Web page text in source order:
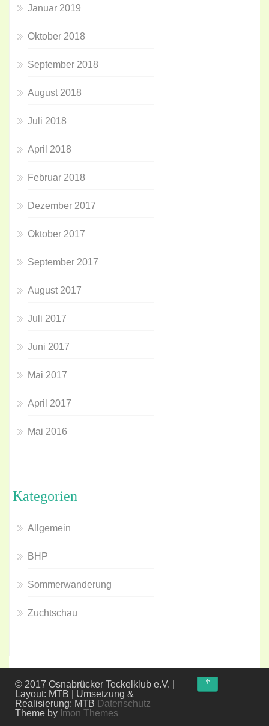
Januar 2019
Oktober 2018
September 2018
August 2018
Juli 2018
April 2018
Februar 2018
Dezember 2017
Oktober 2017
September 2017
August 2017
Juli 2017
Juni 2017
Mai 2017
April 2017
Mai 2016
Kategorien
Allgemein
BHP
Sommerwanderung
Zuchtschau
© 2017 Osnabrücker Teckelklub e.V. |
Layout: MTB | Umsetzung &
Realisierung: MTB Datenschutz
Theme by Imon Themes
↑